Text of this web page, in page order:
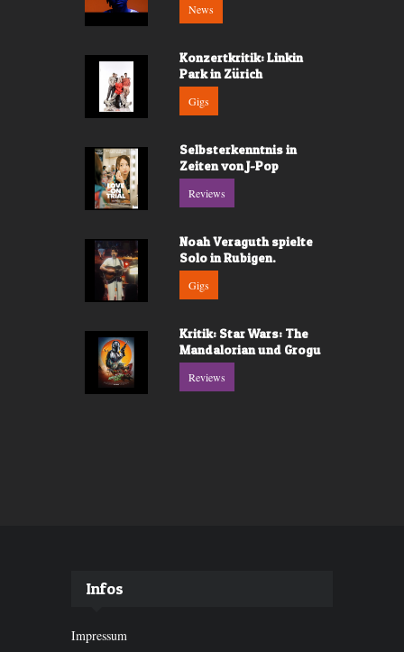
News
Konzertkritik: Linkin
Park in Zürich
Gigs
Selbsterkenntnis in
Zeiten von J-Pop
Reviews
Noah Veraguth spielte
Solo in Rubigen.
Gigs
Kritik: Star Wars: The
Mandalorian und Grogu
Reviews
Infos
Impressum